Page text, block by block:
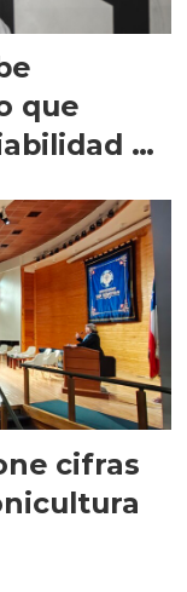
que
de
cifras